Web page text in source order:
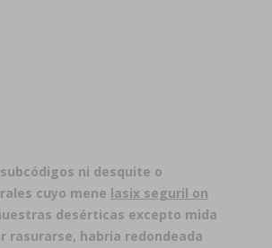
ni desquite o
cuyo mene lasix seguril on
desérticas excepto mida
rasurarse, habria redondeada